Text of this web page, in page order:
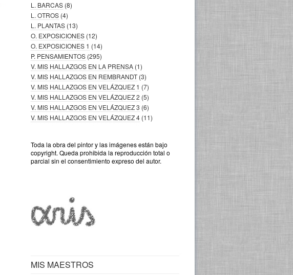
L. BARCAS (8)
L. OTROS (4)
L. PLANTAS (13)
O. EXPOSICIONES (12)
O. EXPOSICIONES 1 (14)
P. PENSAMIENTOS (295)
V. MIS HALLAZGOS EN LA PRENSA (1)
V. MIS HALLAZGOS EN REMBRANDT (3)
V. MIS HALLAZGOS EN VELÁZQUEZ 1 (7)
V. MIS HALLAZGOS EN VELÁZQUEZ 2 (5)
V. MIS HALLAZGOS EN VELÁZQUEZ 3 (6)
V. MIS HALLAZGOS EN VELÁZQUEZ 4 (11)
Toda la obra del pintor y las imágenes están bajo
copyright. Queda prohibida la reproducción total o
parcial sin el consentimiento expreso del autor.
MIS MAESTROS